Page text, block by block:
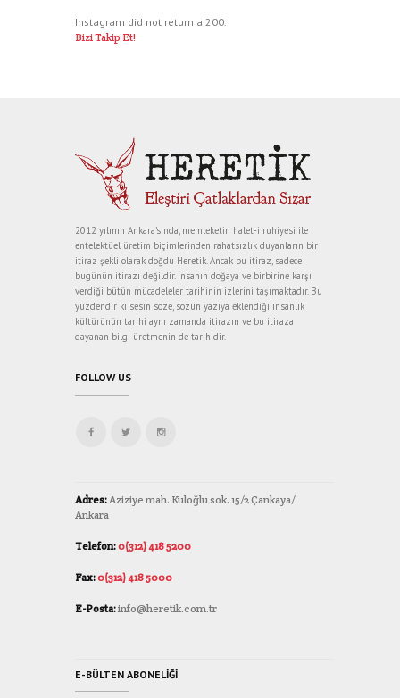
Instagram did not return a 200.
Bizi Takip Et!
2012 yılının Ankara’sında, memleketin halet-i ruhiyesi ile
entelektüel üretim biçimlerinden rahatsızlık duyanların bir
itiraz şekli olarak doğdu Heretik. Ancak bu itiraz, sadece
bugünün itirazı değildir. İnsanın doğaya ve birbirine karşı
verdiği bütün mücadeleler tarihinin izlerini taşımaktadır. Bu
yüzdendir ki sesin söze, sözün yazıya eklendiği insanlık
kültürünün tarihi aynı zamanda itirazın ve bu itiraza
dayanan bilgi üretmenin de tarihidir.
FOLLOW US
Adres: Aziziye mah. Kuloğlu sok. 15/2 Çankaya/
Ankara
Telefon:0(312) 418 5200
Fax:0(312) 418 5000
E-Posta:info@heretik.com.tr
E-BÜLTEN ABONELIĞI